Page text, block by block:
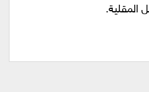
المقلية.